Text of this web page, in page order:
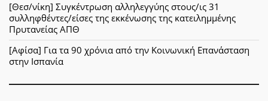
[Θεσ/νίκη] Συγκέντρωση αλληλεγγύης στους/ις 31
συλληφθέντες/είσες της εκκένωσης της κατειλημμένης
Πρυτανείας ΑΠΘ
[Αφίσα] Για τα 90 χρόνια από την Κοινωνική Επανάσταση
στην Ισπανία